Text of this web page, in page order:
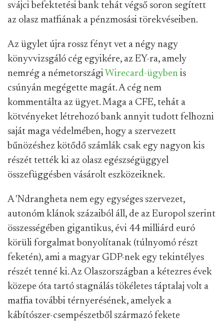
svájci befektetési bank tehát végső soron segített
az olasz maffiának a pénzmosási törekvéseiben.
Az ügylet újra rossz fényt vet a négy nagy
könyvvizsgáló cég egyikére, az EY-ra, amely
nemrég a németországi Wirecard-ügyben is
csúnyán megégette magát. A cég nem
kommentálta az ügyet. Maga a CFE, tehát a
kötvényeket létrehozó bank annyit tudott felhozni
saját maga védelmében, hogy a szervezett
bűnözéshez kötődő számlák csak egy nagyon kis
részét tették ki az olasz egészségüggyel
összefüggésben vásárolt eszközeiknek.
A 'Ndrangheta nem egy egységes szervezet,
autonóm klánok százaiból áll, de az Europol szerint
összességében gigantikus, évi 44 milliárd euró
körüli forgalmat bonyolítanak (túlnyomó részt
feketén), ami a magyar GDP-nek egy tekintélyes
részét tenné ki. Az Olaszországban a kétezres évek
közepe óta tartó stagnálás tökéletes táptalaj volt a
maffia további térnyerésének, amelyek a
kábítószer-csempészetből származó fekete